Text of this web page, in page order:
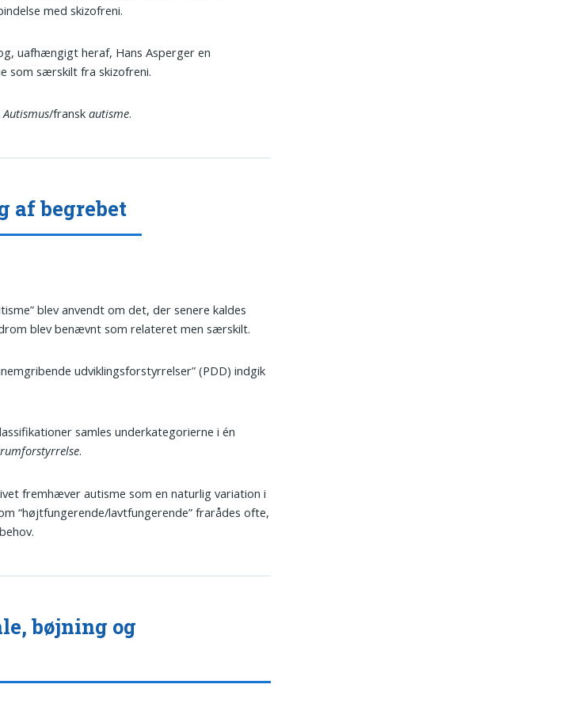
med skizofreni.
uafhængigt heraf, Hans Asperger en
som særskilt fra skizofreni.
Autismus/franskautisme.
begrebet
blev anvendt om det, der senere kaldes
blev benævnt som relateret men særskilt.
udviklingsforstyrrelser” (PDD) indgik
samles underkategorierne i én
.
fremhæver autisme som en naturlig variation i
“højtfungerende/lavtfungerende” frarådes ofte,
bøjning og